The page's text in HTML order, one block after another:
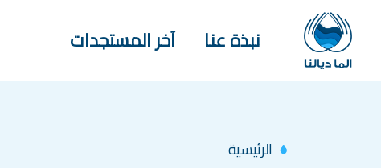
تجاوز إلى المحتوى الرئيسي
Main navigation
نبذة عنا آخر المستجدات
الرئيسية